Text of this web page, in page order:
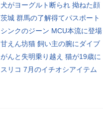
犬がヨーグルト断られ 拗ねた顔
茨城 群馬の了解得てパスポート
シンクのジーン MCU本流に登場
甘えん坊猫 飼い主の腕にダイブ
がんと失明乗り越え 猫が19歳に
スリコ 7月のイチオシアイテム